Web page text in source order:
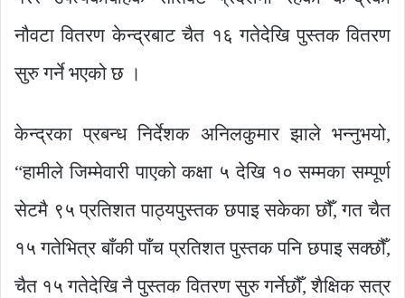
नौवटा वितरण केन्द्रबाट चैत १६ गतेदेखि पुस्तक वितरण
सुरु गर्ने भएको छ ।
केन्द्रका प्रबन्ध निर्देशक अनिलकुमार झाले भन्नुभयो,
“हामीले जिम्मेवारी पाएको कक्षा ५ देखि १० सम्मका सम्पूर्ण
सेटमै ९५ प्रतिशत पाठ्यपुस्तक छपाइ सकेका छौँ, गत चैत
१५ गतेभित्र बाँकी पाँच प्रतिशत पुस्तक पनि छपाइ सक्छौँ,
चैत १५ गतेदेखि नै पुस्तक वितरण सुरु गर्नेछौँ, शैक्षिक सत्र